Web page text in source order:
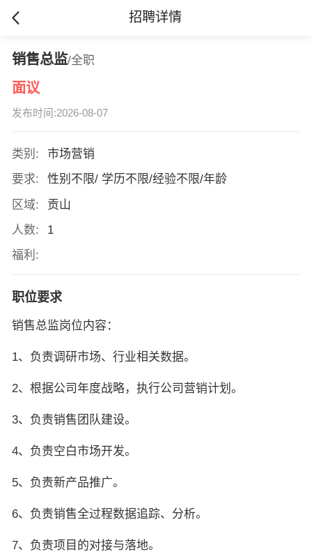
招聘详情
销售总监/全职
面议
发布时间:2026-08-07
类别:
市场营销
要求:
性别不限/ 学历不限/经验不限/年龄
区域:
贡山
人数:
1
福利:
职位要求
销售总监岗位内容：
1、负责调研市场、行业相关数据。
2、根据公司年度战略，执行公司营销计划。
3、负责销售团队建设。
4、负责空白市场开发。
5、负责新产品推广。
6、负责销售全过程数据追踪、分析。
7、负责项目的对接与落地。